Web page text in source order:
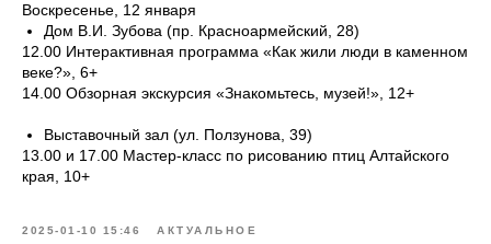
Воскресенье, 12 января
Дом В.И. Зубова (пр. Красноармейский, 28)
12.00 Интерактивная программа «Как жили люди в каменном
веке?», 6+
14.00 Обзорная экскурсия «Знакомьтесь, музей!», 12+
Выставочный зал (ул. Ползунова, 39)
13.00 и 17.00 Мастер-класс по рисованию птиц Алтайского
края, 10+
2025-01-10 15:46 АКТУАЛЬНОЕ